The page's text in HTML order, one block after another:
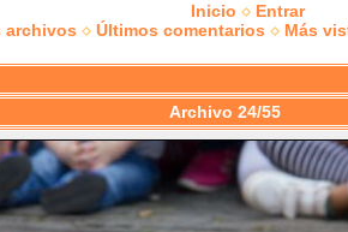
Inicio
Entrar
archivos Últimos comentarios Más
Archivo 24/55